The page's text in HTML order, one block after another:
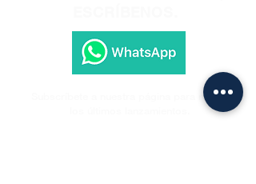
Subscríbete a nuestra página para recibir